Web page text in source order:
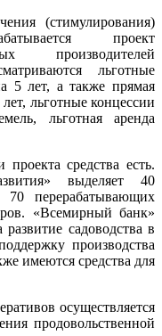
(стимулирования)
проект
производителей
льготные
5 лет, а также прямая
льготные концессии
льготная аренда
средства есть.
выделяет 40
перерабатывающих
«Всемирный банк»
садоводства в
производства
имеются средства для
осуществляется
продовольственной